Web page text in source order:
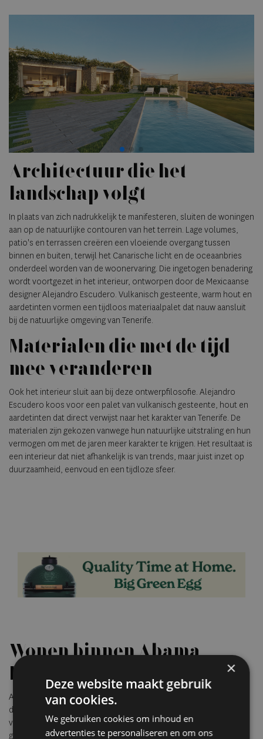
Architectuur die het
landschap volgt
In plaats van zich nadrukkelijk te manifesteren, sluiten de woningen
aan op de natuurlijke contouren van het terrein. Lage volumes,
patio's en terrassen creëren een vloeiende overgang tussen
binnen en buiten, terwijl het Canarische licht en de oceaanbries
onderdeel worden van de woonervaring. Die ingetogen benadering
wordt voortgezet in het interieur, ontworpen door de Mexicaanse
designer Alejandro Escudero. Vulkanisch gesteente, warm hout en
aardetinten vormen een tijdloos materiaalpalet dat nauw aansluit
bij de natuurlijke omgeving van Tenerife.
Materialen die met de tijd
mee veranderen
Ook het interieur sluit aan bij deze ontwerpfilosofie. Alejandro
Escudero koos voor een palet van vulkanisch gesteente, hout en
aardetinten dat direct verwijst naar het karakter van Tenerife. De
materialen zijn gekozen vanwege hun natuurlijke uitstraling en hun
vermogen om met de jaren meer karakter te krijgen. Het resultaat is
een interieur dat niet afhankelijk is van trends, maar juist inzet op
duurzaamheid, eenvoud en een tijdloze sfeer.
Wonen binnen Abama
Resort
Aires de Abama blijft bewust kleinschalig. De residences maken
deel uit van Abama Resort, waar bewoners gebruik kunnen maken
van uiteenlopende voorzieningen, waaronder een 18 holes
golfbaan ontworpen door Dave Thomas, een Beach Club,
×
Deze website maakt gebruik
van cookies.
We gebruiken cookies om inhoud en
advertenties te personaliseren en om ons